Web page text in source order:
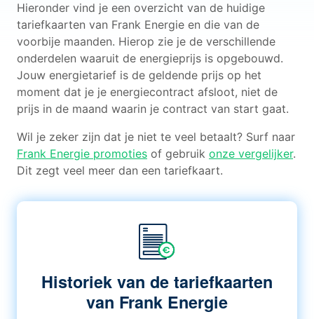
Hieronder vind je een overzicht van de huidige
tariefkaarten van Frank Energie en die van de
voorbije maanden. Hierop zie je de verschillende
onderdelen waaruit de energieprijs is opgebouwd.
Jouw energietarief is de geldende prijs op het
moment dat je je energiecontract afsloot, niet de
prijs in de maand waarin je contract van start gaat.
Wil je zeker zijn dat je niet te veel betaalt? Surf naar
Frank Energie promoties of gebruik onze vergelijker.
Dit zegt veel meer dan een tariefkaart.
Historiek van de tariefkaarten
van Frank Energie